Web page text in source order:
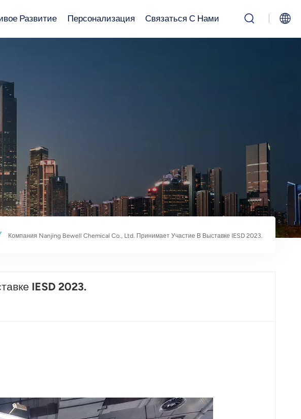
Развитие Персонализация Связаться С Нами
Компания Nanjing Bewell Chemical Co., Ltd. Принимает Участие В Выставке IESD 2023.
IESD 2023.